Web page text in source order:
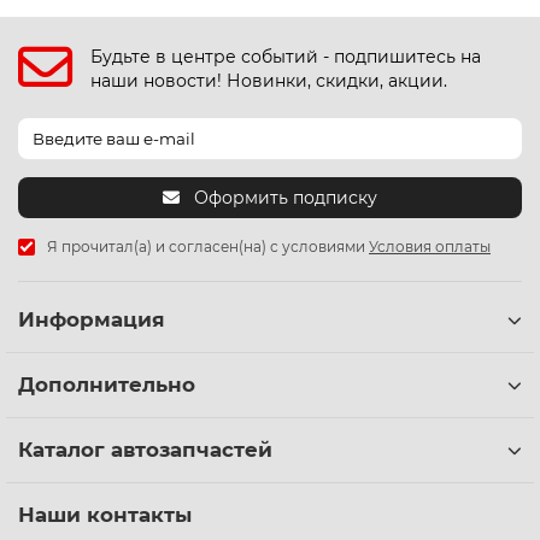
Будьте в центре событий - подпишитесь на
наши новости! Новинки, скидки, акции.
Оформить подписку
Я прочитал(а) и согласен(на) с условиями Условия оплаты
Информация
Дополнительно
Каталог автозапчастей
Наши контакты